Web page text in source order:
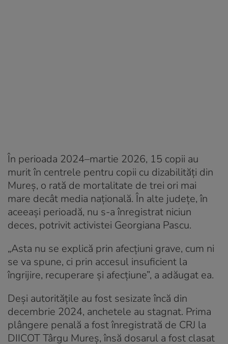
În perioada 2024–martie 2026, 15 copii au
murit în centrele pentru copii cu dizabilități din
Mureș, o rată de mortalitate de trei ori mai
mare decât media națională. În alte județe, în
aceeași perioadă, nu s-a înregistrat niciun
deces, potrivit activistei Georgiana Pascu.
„Asta nu se explică prin afecțiuni grave, cum ni
se va spune, ci prin accesul insuficient la
îngrijire, recuperare și afecțiune”, a adăugat ea.
Deși autoritățile au fost sesizate încă din
decembrie 2024, anchetele au stagnat. Prima
plângere penală a fost înregistrată de CRJ la
DIICOT Târgu Mureș, însă dosarul a fost clasat